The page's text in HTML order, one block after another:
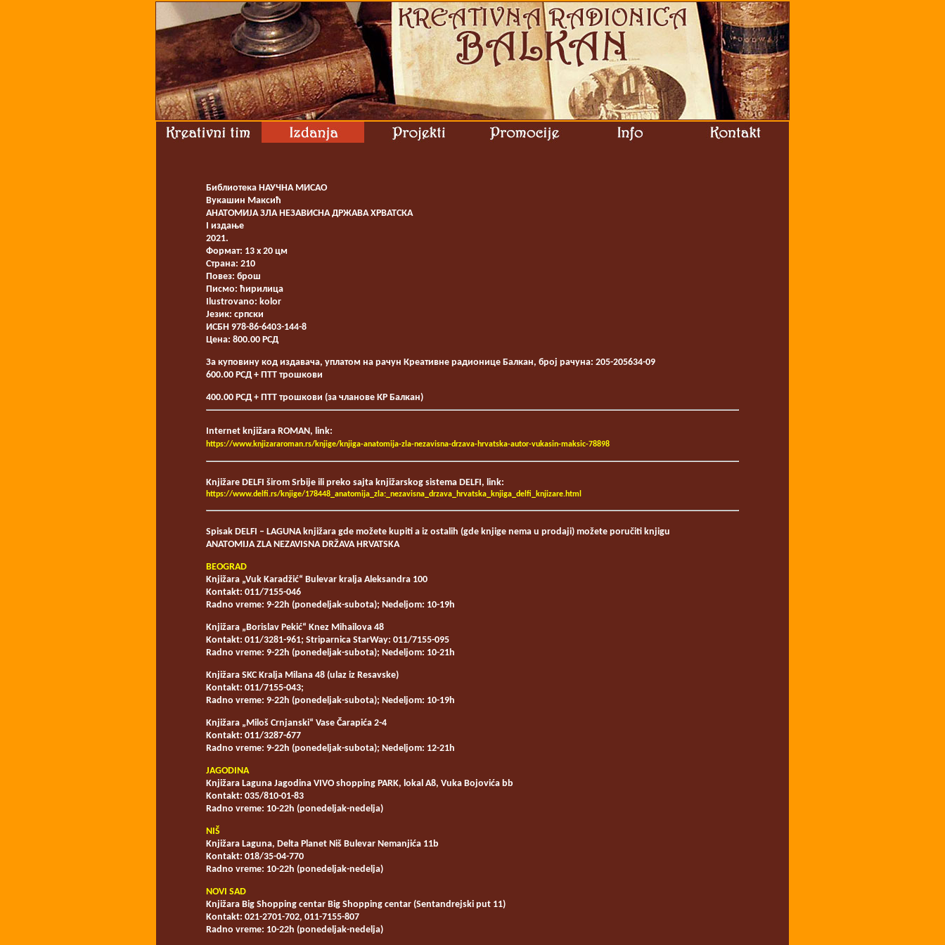
Библиотека НАУЧНА МИСАО
Вукашин Максић
АНАТОМИЈА ЗЛА НЕЗАВИСНА ДРЖАВА ХРВАТСКА
I издање
2021.
Формат: 13 x 20 цм
Страна: 210
Повез: брош
Писмо: ћирилица
Ilustrovano: kolor
Језик: српски
ИСБН 978-86-6403-144-8
Цена: 800.00 РСД
За куповину код издавача, уплатом на рачун Креативне радионице Балкан, број рачуна: 205-205634-09
600.00 РСД + ПТТ трошкови
400.00 РСД + ПТТ трошкови (за чланове КР Балкан)
Internet knjižara ROMAN, link:
https://www.knjizararoman.rs/knjige/knjiga-anatomija-zla-nezavisna-drzava-hrvatska-autor-vukasin-maksic-78898
Knjižare DELFI širom Srbije ili preko sajta knjižarskog sistema DELFI, link:
https://www.delfi.rs/knjige/178448_anatomija_zla:_nezavisna_drzava_hrvatska_knjiga_delfi_knjizare.html
Spisak DELFI – LAGUNA knjižara gde možete kupiti a iz ostalih (gde knjige nema u prodaji) možete poručiti knjigu
ANATOMIJA ZLA NEZAVISNA DRŽAVA HRVATSKA
BEOGRAD
Knjižara „Vuk Karadžić“ Bulevar kralja Aleksandra 100
Kontakt: 011/7155-046
Radno vreme: 9-22h (ponedeljak-subota); Nedeljom: 10-19h
Knjižara „Borislav Pekić“ Knez Mihailova 48
Kontakt: 011/3281-961; Striparnica StarWay: 011/7155-095
Radno vreme: 9-22h (ponedeljak-subota); Nedeljom: 10-21h
Knjižara SKC Kralja Milana 48 (ulaz iz Resavske)
Kontakt: 011/7155-043;
Radno vreme: 9-22h (ponedeljak-subota); Nedeljom: 10-19h
Knjižara „Miloš Crnjanski“ Vase Čarapića 2-4
Kontakt: 011/3287-677
Radno vreme: 9-22h (ponedeljak-subota); Nedeljom: 12-21h
JAGODINA
Knjižara Laguna Jagodina VIVO shopping PARK, lokal A8, Vuka Bojovića bb
Kontakt: 035/810-01-83
Radno vreme: 10-22h (ponedeljak-nedelja)
NIŠ
Knjižara Laguna, Delta Planet Niš Bulevar Nemanjića 11b
Kontakt: 018/35-04-770
Radno vreme: 10-22h (ponedeljak-nedelja)
NOVI SAD
Knjižara Big Shopping centar Big Shopping centar (Sentandrejski put 11)
Kontakt: 021-2701-702, 011-7155-807
Radno vreme: 10-22h (ponedeljak-nedelja)